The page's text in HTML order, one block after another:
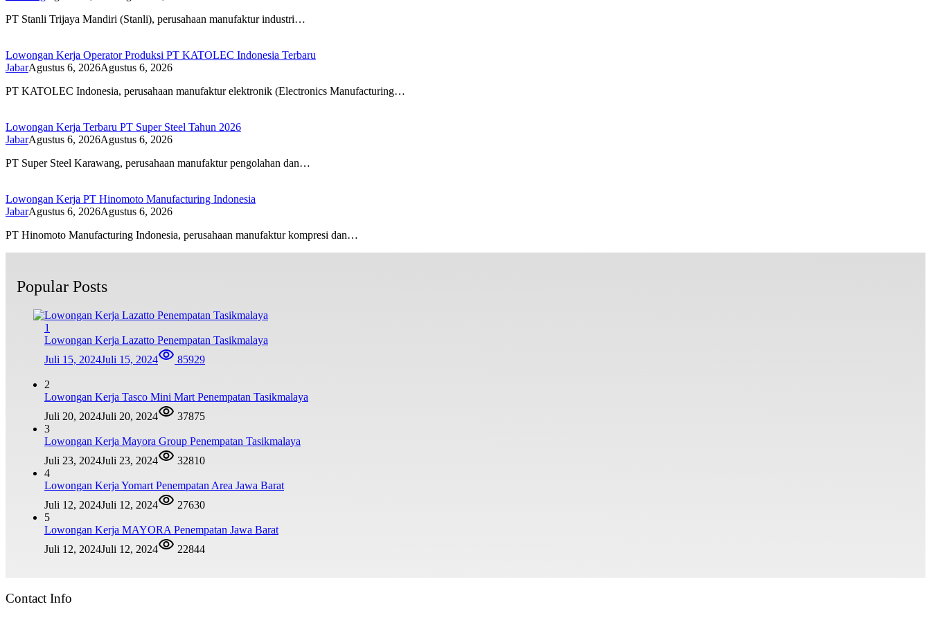
PT Stanli Trijaya Mandiri (Stanli), perusahaan manufaktur industri…
Lowongan Kerja Operator Produksi PT KATOLEC Indonesia Terbaru
JabarAgustus 6, 2026Agustus 6, 2026
PT KATOLEC Indonesia, perusahaan manufaktur elektronik (Electronics Manufacturing…
Lowongan Kerja Terbaru PT Super Steel Tahun 2026
JabarAgustus 6, 2026Agustus 6, 2026
PT Super Steel Karawang, perusahaan manufaktur pengolahan dan…
Lowongan Kerja PT Hinomoto Manufacturing Indonesia
JabarAgustus 6, 2026Agustus 6, 2026
PT Hinomoto Manufacturing Indonesia, perusahaan manufaktur kompresi dan…
Popular Posts
1
Lowongan Kerja Lazatto Penempatan Tasikmalaya
Juli 15, 2024Juli 15, 2024 85929
2
Lowongan Kerja Tasco Mini Mart Penempatan Tasikmalaya
Juli 20, 2024Juli 20, 2024
37875
3
Lowongan Kerja Mayora Group Penempatan Tasikmalaya
Juli 23, 2024Juli 23, 2024
32810
4
Lowongan Kerja Yomart Penempatan Area Jawa Barat
Juli 12, 2024Juli 12, 2024
27630
5
Lowongan Kerja MAYORA Penempatan Jawa Barat
Juli 12, 2024Juli 12, 2024 22844
Contact Info